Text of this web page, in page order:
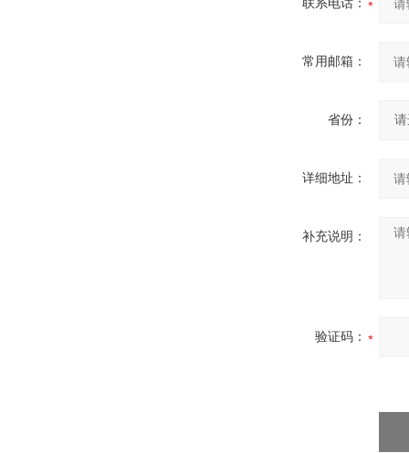
联系电话：
常用邮箱：
省份：
详细地址：
补充说明：
验证码：